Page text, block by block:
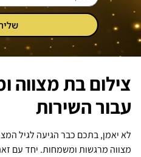
צילום בת מצווה
עבור השירות
לא יאמן, בתכם כבר הגיעה לגיל
מצווה מרגשות ומשמחות. יחד עם